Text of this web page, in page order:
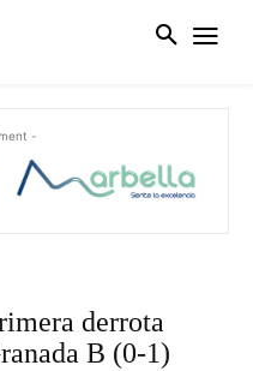
-
derrota
B (0-1)